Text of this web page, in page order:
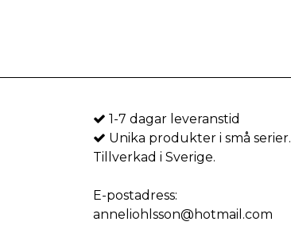
1-7 dagar leveranstid
Unika produkter i små serier.
Tillverkad i Sverige.
E-postadress:
anneliohlsson@hotmail.com